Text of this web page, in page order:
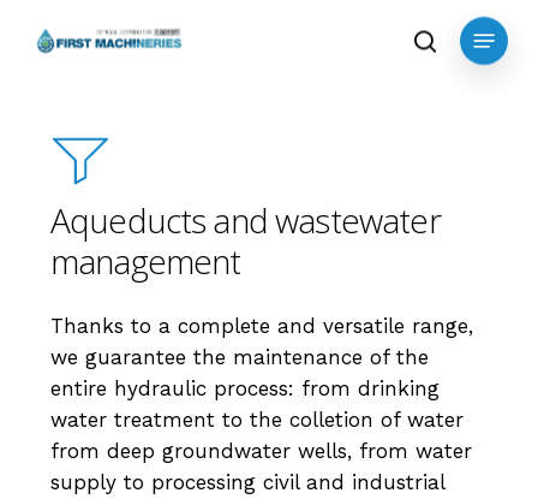
search
Menu
Aqueducts and wastewater
management
Thanks to a complete and versatile range,
we guarantee the maintenance of the
entire hydraulic process: from drinking
water treatment to the colletion of water
from deep groundwater wells, from water
supply to processing civil and industrial